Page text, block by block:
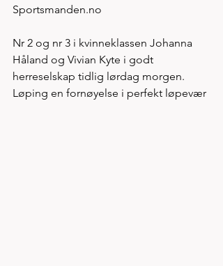
Sportsmanden.no
Nr 2 og nr 3 i kvinneklassen Johanna
Håland og Vivian Kyte i godt
herreselskap tidlig lørdag morgen.
Løping en fornøyelse i perfekt løpevær